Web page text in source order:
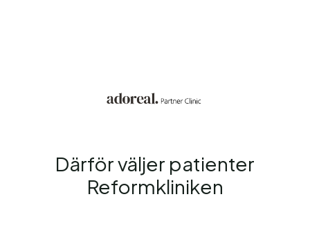
Därför väljer patienter
Reformkliniken